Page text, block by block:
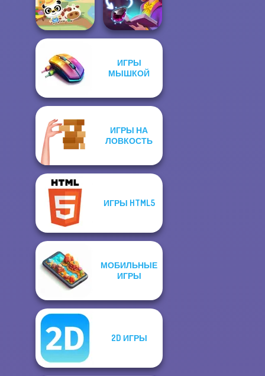
Monster Truck
Crazy Racing
Dream Pet Link 2
Dr. Panda Farm
ИГРЫ
МЫШКОЙ
ИГРЫ НА
ЛОВКОСТЬ
ИГРЫ HTML5
МОБИЛЬНЫЕ
ИГРЫ
2D ИГРЫ